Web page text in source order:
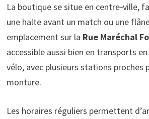
La boutique se situe en centre‑ville,
une halte avant un match ou une
emplacement sur la Rue Maréchal
accessible aussi bien en transports
vélo, avec plusieurs stations proches
monture.
Les horaires réguliers permettent